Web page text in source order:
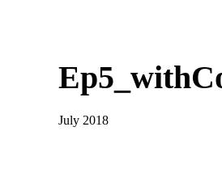
July 2018